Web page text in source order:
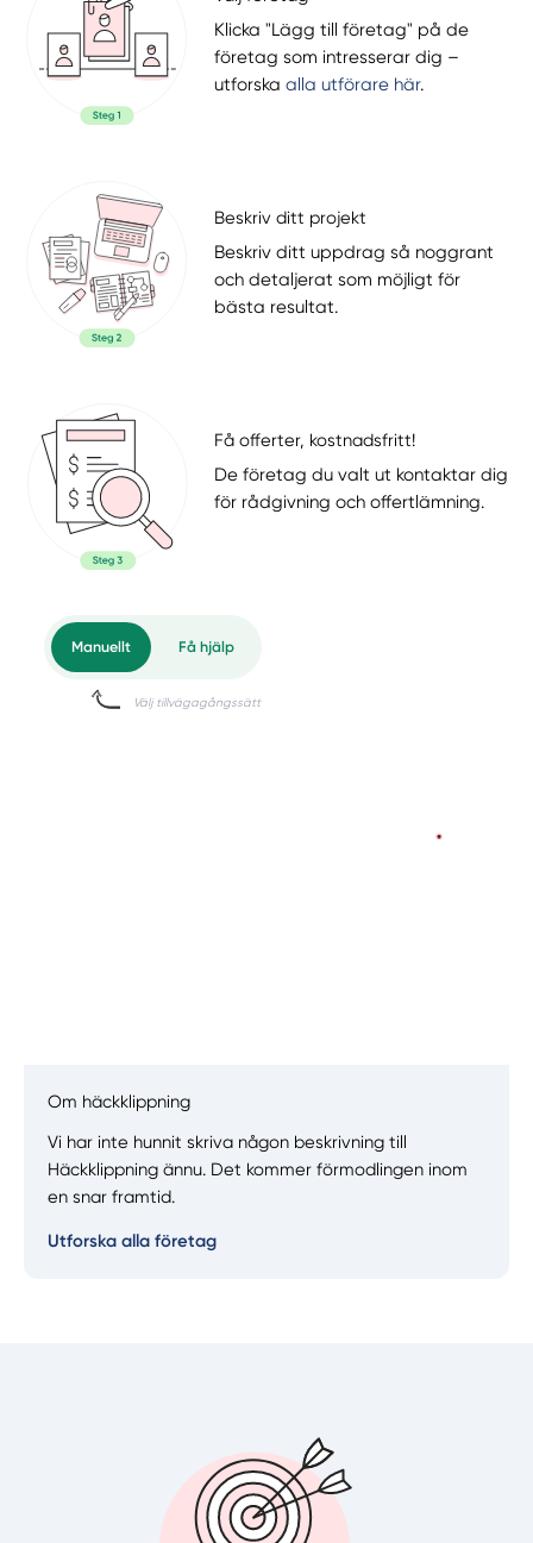
Klicka "Lägg till företag" på de
företag som intresserar dig –
utforskaalla utförare här.
Beskriv ditt projekt
Beskriv ditt uppdrag så noggrant
och detaljerat som möjligt för
bästa resultat.
Få offerter, kostnadsfritt!
De företag du valt ut kontaktar dig
för rådgivning och offertlämning.
Manuellt Få hjälp
Välj tillvägagångssätt
Om häckklippning
Vi har inte hunnit skriva någon beskrivning till
Häckklippning ännu. Det kommer förmodlingen inom
en snar framtid.
Utforska alla företag